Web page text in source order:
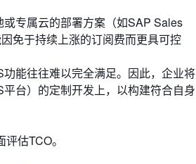
专属云的部署方案（如SAP Sales
免于持续上涨的订阅费而更具可控
能往往难以完全满足。因此，企业将
台）的定制开发上，以构建符合自身
估TCO。